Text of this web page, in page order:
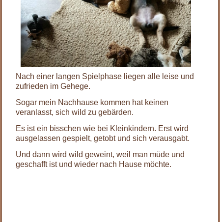
Nach einer langen Spielphase liegen alle leise und
zufrieden im Gehege.
Sogar mein Nachhause kommen hat keinen
veranlasst, sich wild zu gebärden.
Es ist ein bisschen wie bei Kleinkindern. Erst wird
ausgelassen gespielt, getobt und sich verausgabt.
Und dann wird wild geweint, weil man müde und
geschafft ist und wieder nach Hause möchte.